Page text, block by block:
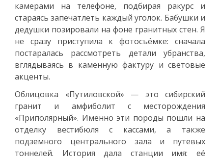
камерами на телефоне, подбирая ракурс и
стараясь запечатлеть каждый уголок. Бабушки и
дедушки позировали на фоне гранитных стен. Я
не сразу приступила к фотосъёмке: сначала
постаралась рассмотреть детали убранства,
вглядываясь в каменную фактуру и световые
акценты.
Облицовка «Путиловской» — это сибирский
гранит и амфиболит с месторождения
«Приполярный». Именно эти породы пошли на
отделку вестибюля с кассами, а также
подземного центрального зала и путевых
тоннелей. История дала станции имя: её